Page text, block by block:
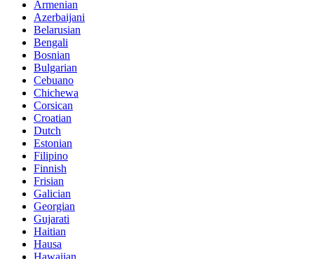
Armenian
Azerbaijani
Belarusian
Bengali
Bosnian
Bulgarian
Cebuano
Chichewa
Corsican
Croatian
Dutch
Estonian
Filipino
Finnish
Frisian
Galician
Georgian
Gujarati
Haitian
Hausa
Hawaiian